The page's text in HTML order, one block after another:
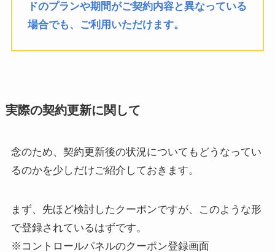
ドのプランや期間がご契約内容と異なっている
場合でも、ご利用いただけます。
実際の契約更新に関して
念のため、契約更新後の状況についてもどうなってい
るのかを少しだけご紹介しておきます。
まず、先ほど検討したクーポンですが、このような形
で登録されているはずです。
※コントロールパネルのクーポン登録画面